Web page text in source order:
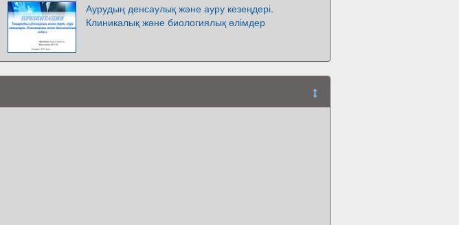
Аурудың денсаулық және ауру кезеңдері.
Клиникалық және биологиялық өлімдер